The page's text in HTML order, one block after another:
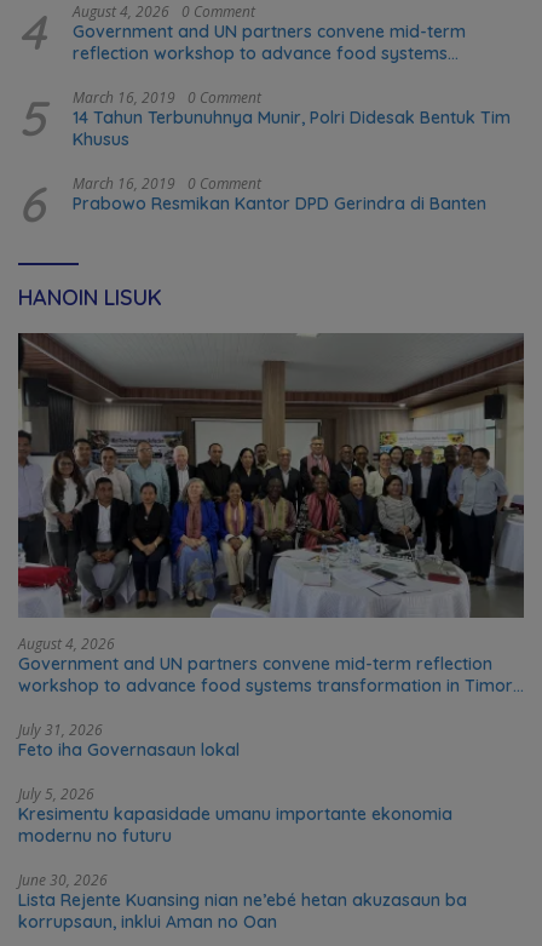
4 August 4, 2026 0 Comment
Government and UN partners convene mid-term
reflection workshop to advance food systems
5 March 16, 2019 0 Comment
14 Tahun Terbunuhnya Munir, Polri Didesak Bentuk Tim
Khusus
6 March 16, 2019 0 Comment
Prabowo Resmikan Kantor DPD Gerindra di Banten
HANOIN LISUK
August 4, 2026
Government and UN partners convene mid-term reflection
workshop to advance food systems transformation in Timor-
July 31, 2026
Feto iha Governasaun lokal
July 5, 2026
Kresimentu kapasidade umanu importante ekonomia
modernu no futuru
June 30, 2026
Lista Rejente Kuansing nian ne’ebé hetan akuzasaun ba
korrupsaun, inklui Aman no Oan